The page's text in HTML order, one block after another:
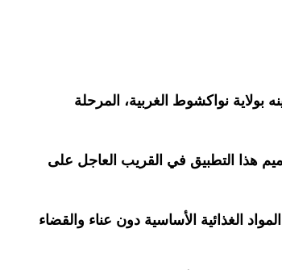
نواكشوط الغربية، المرحلة
هذا التطبيق في القريب العاجل على
الغذائية الأساسية دون عناء والقضاء